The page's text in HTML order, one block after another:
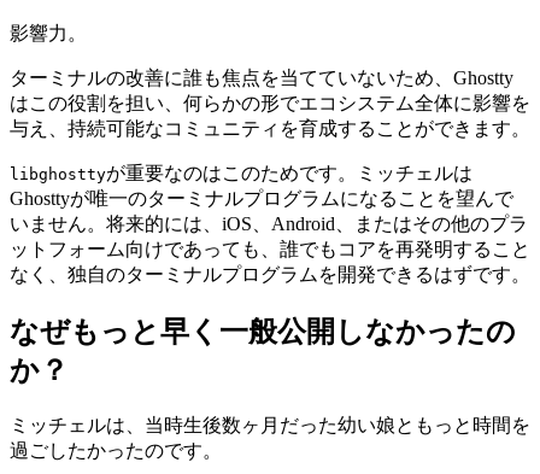
影響力。
ターミナルの改善に誰も焦点を当てていないため、Ghostty
はこの役割を担い、何らかの形でエコシステム全体に影響を
与え、持続可能なコミュニティを育成することができます。
libghosttyが重要なのはこのためです。ミッチェルは
Ghosttyが唯一のターミナルプログラムになることを望んで
いません。将来的には、iOS、Android、またはその他のプラ
ットフォーム向けであっても、誰でもコアを再発明すること
なく、独自のターミナルプログラムを開発できるはずです。
なぜもっと早く一般公開しなかったの
か？
ミッチェルは、当時生後数ヶ月だった幼い娘ともっと時間を
過ごしたかったのです。